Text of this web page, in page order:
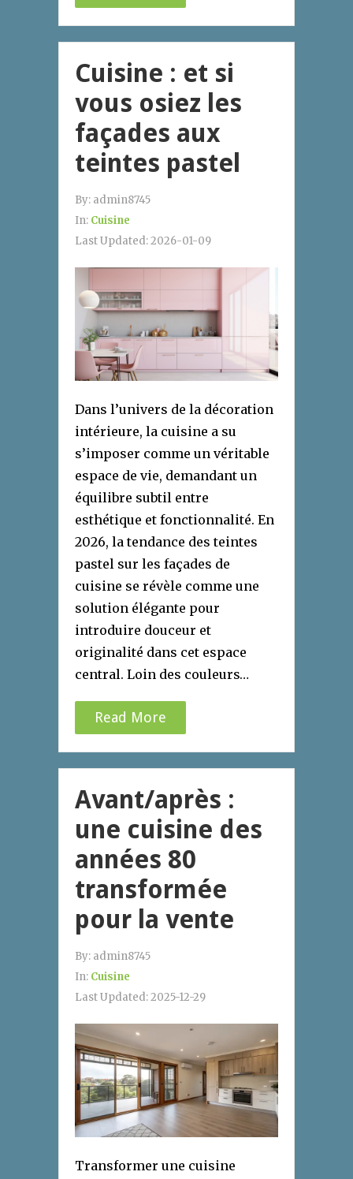
Cuisine : et si
vous osiez les
façades aux
teintes pastel
By: admin8745
In: Cuisine
Last Updated:2026-01-09
Dans l’univers de la décoration
intérieure, la cuisine a su
s’imposer comme un véritable
espace de vie, demandant un
équilibre subtil entre
esthétique et fonctionnalité. En
2026, la tendance des teintes
pastel sur les façades de
cuisine se révèle comme une
solution élégante pour
introduire douceur et
originalité dans cet espace
central. Loin des couleurs…
Read More
Avant/après :
une cuisine des
années 80
transformée
pour la vente
By: admin8745
In: Cuisine
Last Updated:2025-12-29
Transformer une cuisine